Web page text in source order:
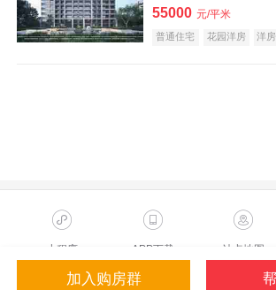
55000 元/平米
普通住宅 花园洋房 洋房
加入购房群
小程序 APP下载 站点地图